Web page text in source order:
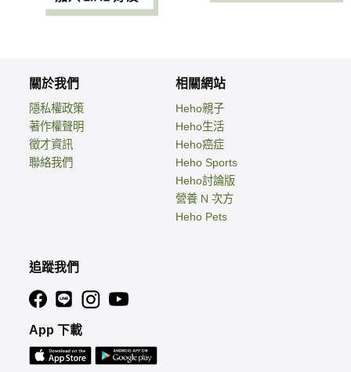
關於我們
隱私權政策
著作權聲明
徵才資訊
聯絡我們
相關網站
Heho親子
Heho生活
Heho癌症
Heho Sports
Heho討論版
營養 N 次方
Heho Pets
追蹤我們
App 下載